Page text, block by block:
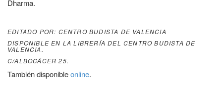
Dharma.
EDITADO POR: CENTRO BUDISTA DE VALENCIA
DISPONIBLE EN LA LIBRERÍA DEL CENTRO BUDISTA DE
VALENCIA.
C/ALBOCÁCER 25.
También disponibleonline.